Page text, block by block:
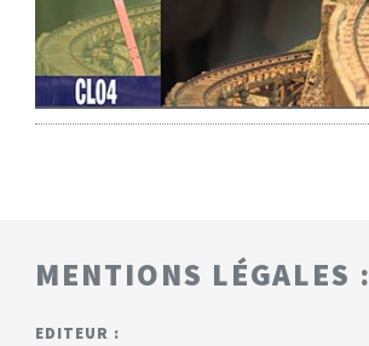
MENTIONS LÉGALES :
EDITEUR :